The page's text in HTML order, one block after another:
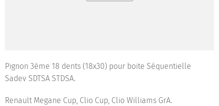
Pignon 3ème 18 dents (18x30) pour boite Séquentielle
Sadev SDTSA STDSA.
Renault Megane Cup, Clio Cup, Clio Williams GrA.